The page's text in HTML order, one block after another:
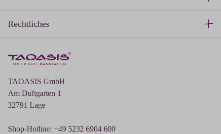
TAOASIS GmbH
Am Duftgarten 1
32791 Lage
Shop-Hotline: +49 5232 6904 600
Rechtliches